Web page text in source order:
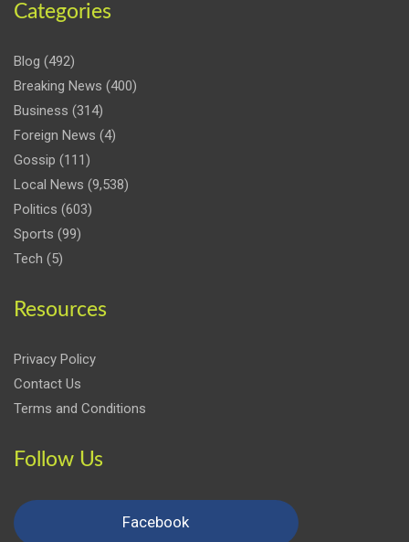
Categories
Blog (492)
Breaking News (400)
Business (314)
Foreign News (4)
Gossip (111)
Local News (9,538)
Politics (603)
Sports (99)
Tech (5)
Resources
Privacy Policy
Contact Us
Terms and Conditions
Follow Us
Facebook